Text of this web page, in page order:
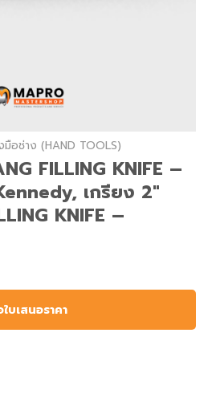
มือช่าง (HAND TOOLS)
FILLING KNIFE –
เกรียง 2″
KNIFE –
บเสนอราคา